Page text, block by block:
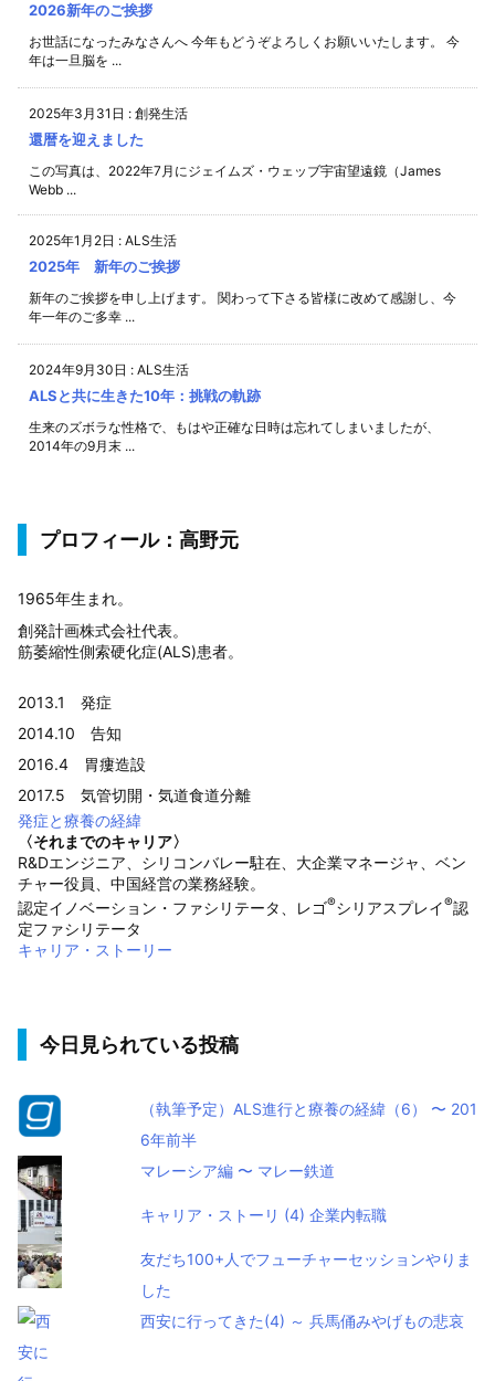
2026新年のご挨拶
お世話になったみなさんへ 今年もどうぞよろしくお願いいたします。 今
年は一旦脳を ...
2025年3月31日 : 創発生活
還暦を迎えました
この写真は、2022年7月にジェイムズ・ウェッブ宇宙望遠鏡（James
Webb ...
2025年1月2日 : ALS生活
2025年 新年のご挨拶
新年のご挨拶を申し上げます。 関わって下さる皆様に改めて感謝し、今
年一年のご多幸 ...
2024年9月30日 : ALS生活
ALSと共に生きた10年：挑戦の軌跡
生来のズボラな性格で、もはや正確な日時は忘れてしまいましたが、
2014年の9月末 ...
プロフィール：高野元
1965年生まれ。
創発計画株式会社代表。
筋萎縮性側索硬化症(ALS)患者。
2013.1 発症
2014.10 告知
2016.4 胃瘻造設
2017.5 気管切開・気道食道分離
発症と療養の経緯
〈それまでのキャリア〉
R&Dエンジニア、シリコンバレー駐在、大企業マネージャ、ベン
チャー役員、中国経営の業務経験。
認定イノベーション・ファシリテータ、レゴ®シリアスプレイ®認
定ファシリテータ
キャリア・ストーリー
今日見られている投稿
（執筆予定）ALS進行と療養の経緯（6） 〜 201
6年前半
マレーシア編 〜 マレー鉄道
キャリア・ストーリ (4) 企業内転職
友だち100+人でフューチャーセッションやりま
した
西安に行ってきた(4) ～ 兵馬俑みやげもの悲哀